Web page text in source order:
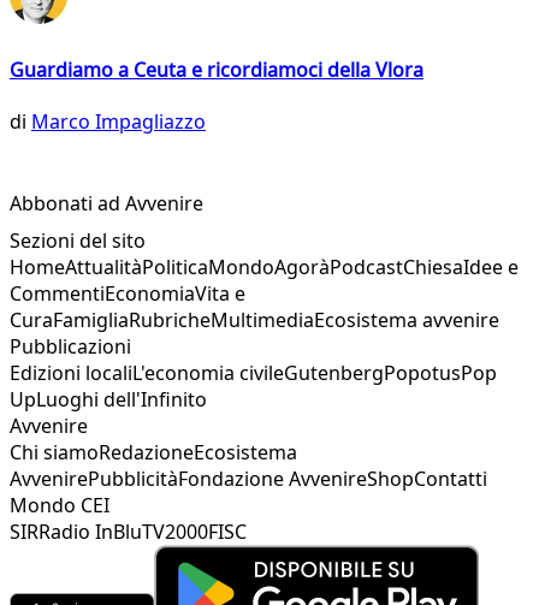
Guardiamo a Ceuta e ricordiamoci della Vlora
di Marco Impagliazzo
Abbonati ad Avvenire
Sezioni del sito
HomeAttualitàPoliticaMondoAgoràPodcastChiesaIdee e
CommentiEconomiaVita e
CuraFamigliaRubricheMultimediaEcosistema avvenire
Pubblicazioni
Edizioni localiL'economia civileGutenbergPopotusPop
UpLuoghi dell'Infinito
Avvenire
Chi siamoRedazioneEcosistema
AvvenirePubblicitàFondazione AvvenireShopContatti
Mondo CEI
SIRRadio InBluTV2000FISC